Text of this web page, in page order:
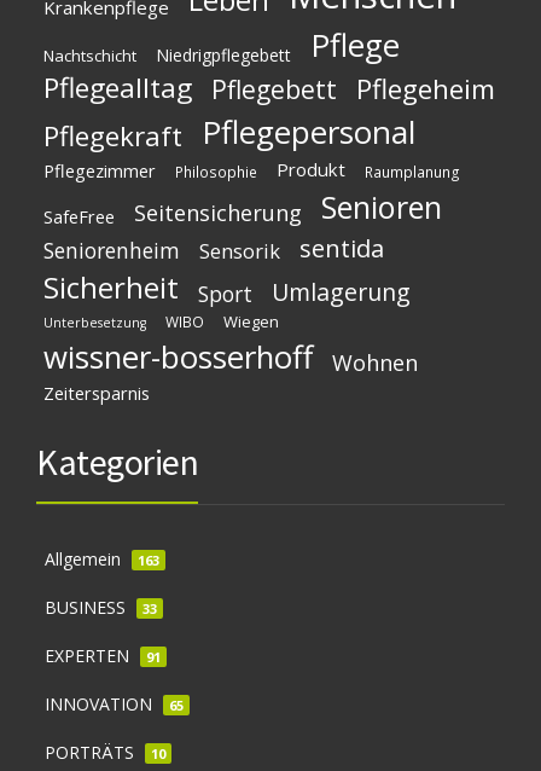
Krankenpflege
Nachtschicht Niedrigpflegebett Pflege
Pflegealltag Pflegebett
Pflegeheim
Pflegekraft
Pflegepersonal
Pflegezimmer Philosophie Produkt Raumplanung
SafeFree Seitensicherung Senioren
Seniorenheim Sensorik sentida
Sicherheit Sport Umlagerung
Unterbesetzung WIBO Wiegen
wissner-bosserhoff Wohnen
Zeitersparnis
Kategorien
Allgemein 163
BUSINESS 33
EXPERTEN 91
INNOVATION 65
PORTRÄTS 10